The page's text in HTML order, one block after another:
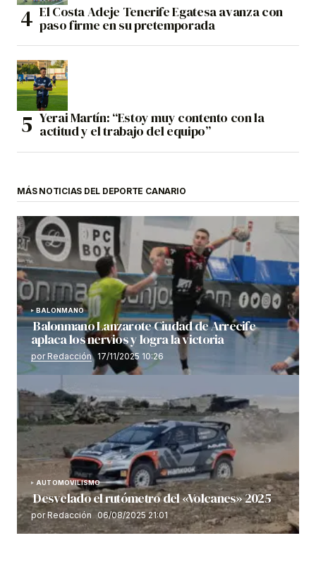
El Costa Adeje Tenerife Egatesa avanza con
paso firme en su pretemporada
Yerai Martín: “Estoy muy contento con la
actitud y el trabajo del equipo”
MÁS NOTICIAS DEL DEPORTE CANARIO
BALONMANO
Balonmano Lanzarote Ciudad de Arrecife
aplaca los nervios y logra la victoria
por Redacción 17/11/2025 10:26
AUTOMOVILISMO
Desvelado el rutómetro del «Volcanes» 2025
por Redacción 06/08/2025 21:01